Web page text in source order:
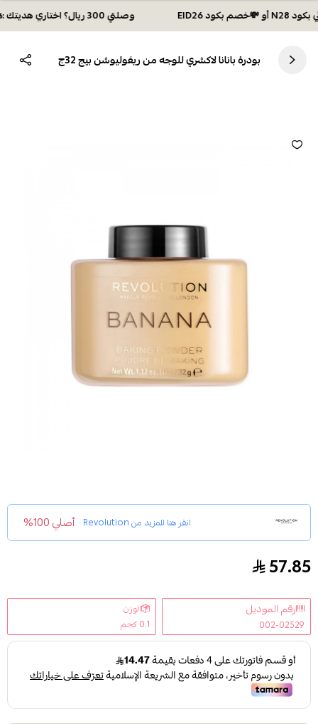
وصلتي 300 ريال؟ اختاري هديتك :🏍 شحن مجاني بكود N28 أو 💸خصم بكود EID26
بودرة بانانا لاكشري للوجه من ريفوليوشن بيج 32ج
انقر هنا للمزيد منRevolution أصلي 100%
بودرة بانانا لاكشري للوجه من ريفوليوشن بيج 32ج
57.85
رقم الموديل
002-02529
الوزن
0.1 كجم